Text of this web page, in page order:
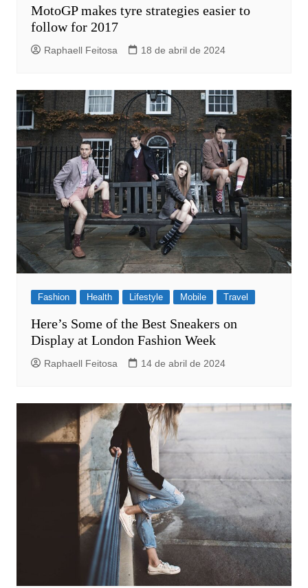
MotoGP makes tyre strategies easier to
follow for 2017
Raphaell Feitosa 18 de abril de 2024
Fashion Health Lifestyle Mobile Travel
Here’s Some of the Best Sneakers on
Display at London Fashion Week
Raphaell Feitosa 14 de abril de 2024